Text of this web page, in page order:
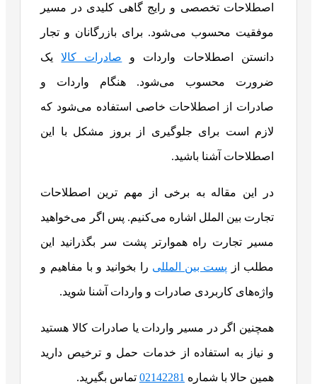
اصطلاحات تخصصی و رایج گاهی کلیدی در مسیر
موفقیت محسوب می‌شود. برای بازرگانان و تجار
دانستن اصطلاحات واردات و صادرات کالایک
ضرورت محسوب می‌شود. هنگام واردات و
صادرات از اصطلاحات خاصی استفاده می‌شود که
لازم است برای جلوگیری از بروز مشکل با این
اصطلاحات آشنا باشید.
در این مقاله به برخی از مهم ترین اصطلاحات
تجارت بین الملل اشاره می‌کنیم. پس اگر می‌خواهید
مسیر تجارت راه هموارتر پشت سر بگذرانید این
مطلب از پست بین المللی را بخوانید و با مفاهیم و
واژه‌های کاربردی صادرات و واردات آشنا شوید.
همچنین اگر در مسیر واردات یا صادرات کالا هستید
و نیاز به استفاده از خدمات حمل و ترخیص دارید
همین حالا با شماره 02142281 تماس بگیرید.